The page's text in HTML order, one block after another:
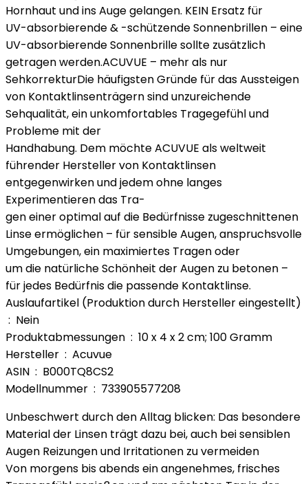
Hornhaut und ins Auge gelangen. KEIN Ersatz für
UV-absorbierende & -schützende Sonnenbrillen – eine
UV-absorbierende Sonnenbrille sollte zusätzlich
getragen werden.ACUVUE – mehr als nur
SehkorrekturDie häufigsten Gründe für das Aussteigen
von Kontaktlinsenträgern sind unzureichende
Sehqualität, ein unkomfortables Tragegefühl und
Probleme mit der
Handhabung. Dem möchte ACUVUE als weltweit
führender Hersteller von Kontaktlinsen
entgegenwirken und jedem ohne langes
Experimentieren das Tra-
gen einer optimal auf die Bedürfnisse zugeschnittenen
Linse ermöglichen – für sensible Augen, anspruchsvolle
Umgebungen, ein maximiertes Tragen oder
um die natürliche Schönheit der Augen zu betonen –
für jedes Bedürfnis die passende Kontaktlinse.
Auslaufartikel (Produktion durch Hersteller eingestellt)
‏ : ‎ Nein
Produktabmessungen ‏ : ‎ 10 x 4 x 2 cm; 100 Gramm
Hersteller ‏ : ‎ Acuvue
ASIN ‏ : ‎ B000TQ8CS2
Modellnummer ‏ : ‎ 733905577208
Unbeschwert durch den Alltag blicken: Das besondere
Material der Linsen trägt dazu bei, auch bei sensiblen
Augen Reizungen und Irritationen zu vermeiden
Von morgens bis abends ein angenehmes, frisches